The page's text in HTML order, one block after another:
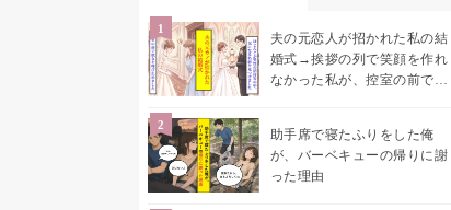
夫の元恋人が招かれた私の結
婚式→挨拶の列で笑顔を作れ
なかった私が、控室の前で彼
助手席で寝たふりをした俺
が、バーベキューの帰りに謝
った理由